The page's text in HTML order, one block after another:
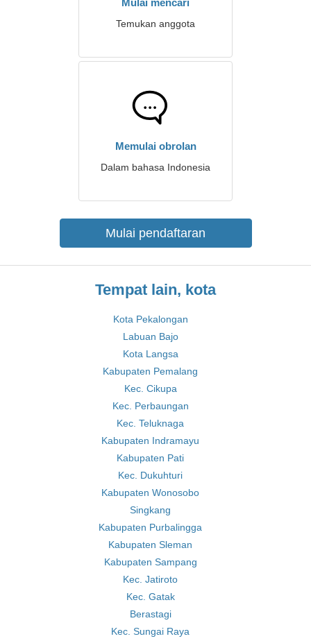
Mulai mencari
Temukan anggota
Memulai obrolan
Dalam bahasa Indonesia
Mulai pendaftaran
Tempat lain, kota
Kota Pekalongan
Labuan Bajo
Kota Langsa
Kabupaten Pemalang
Kec. Cikupa
Kec. Perbaungan
Kec. Teluknaga
Kabupaten Indramayu
Kabupaten Pati
Kec. Dukuhturi
Kabupaten Wonosobo
Singkang
Kabupaten Purbalingga
Kabupaten Sleman
Kabupaten Sampang
Kec. Jatiroto
Kec. Gatak
Berastagi
Kec. Sungai Raya